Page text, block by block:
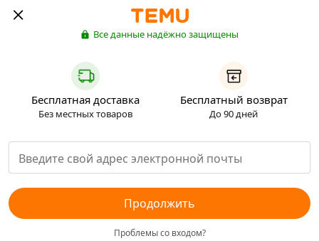
Все данные надёжно защищены
Бесплатная доставка
Без местных товаров
Бесплатный возврат
До 90 дней
Продолжить
Проблемы со входом?